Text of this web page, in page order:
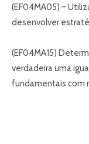
(EF04MA05) –
desenvolver
(EF04MA15)
verdadeira uma
fundamentais com